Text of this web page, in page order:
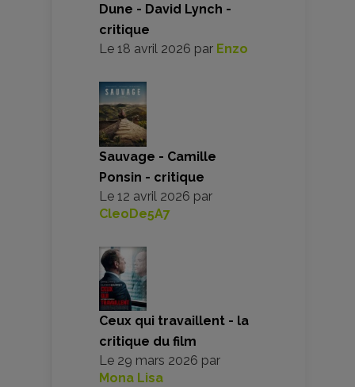
Dune - David Lynch -
critique
Le 18 avril 2026 par Enzo
Sauvage - Camille
Ponsin - critique
Le 12 avril 2026 par
CleoDe5A7
Ceux qui travaillent - la
critique du film
Le 29 mars 2026 par
Mona Lisa